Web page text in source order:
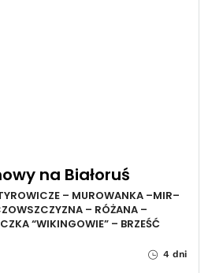
na Białoruś
– MUROWANKA –MIR–
– RÓŻANA –
“WIKINGOWIE” – BRZEŚĆ
4 dni